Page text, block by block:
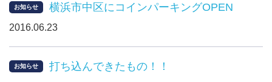
お知らせ 横浜市中区にコインパーキングOPEN
2016.06.23
お知らせ 打ち込んできたもの！！